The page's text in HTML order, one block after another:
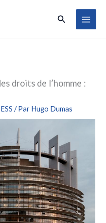
Rechercher
droits de l’homme :
/ Par Hugo Dumas